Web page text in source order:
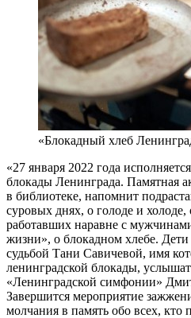
«Блокадный хлеб
«27 января 2022 года
блокады Ленинграда. Памятная
в библиотеке, напомнит
суровых днях, о голоде и
работавших наравне с
жизни», о блокадном хлебе. Дети
судьбой Тани Савичевой, имя
ленинградской блокады, услышат
«Ленинградской симфонии»
Завершится мероприятие
молчания в память обо всех, кто